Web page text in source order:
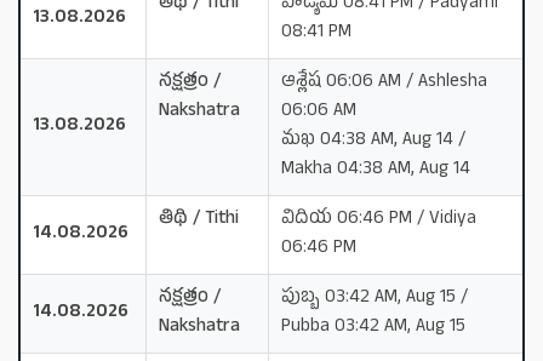
13.08.2026
08:41 PM
13.08.2026
నక్షత్రం /
Nakshatra
ఆశ్లేష 06:06 AM / Ashlesha
06:06 AM
మఖ 04:38 AM, Aug 14 /
Makha 04:38 AM, Aug 14
14.08.2026
తిథి / Tithi
విదియ 06:46 PM / Vidiya
06:46 PM
14.08.2026
నక్షత్రం /
Nakshatra
పుబ్బ 03:42 AM, Aug 15 /
Pubba 03:42 AM, Aug 15